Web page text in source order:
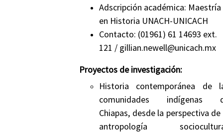
Adscripción académica: Maestría
en Historia UNACH-UNICACH
Contacto: (01961) 61 14693 ext.
121 / gillian.newell@unicach.mx
Proyectos de investigación:
Historia contemporánea de
comunidades indígenas
Chiapas, desde la perspectiva de
antropología